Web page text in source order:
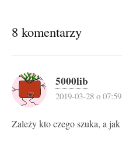
8 komentarzy
5000lib
2019-03-28 o 07:59
Zależy kto czego szuka, a